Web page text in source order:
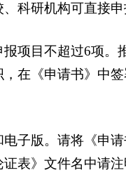
科研机构可直接
项目不超过6项
在《申请书》中
子版。请将《申
表》文件名中请